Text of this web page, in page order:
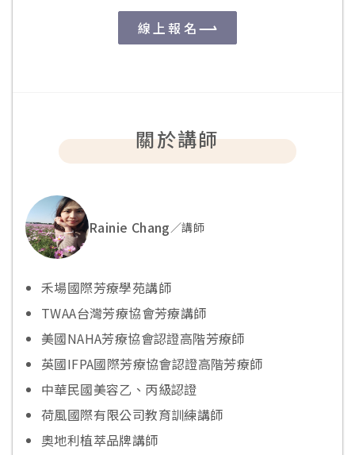
線上報名
關於講師
Rainie Chang／講師
禾場國際芳療學苑講師
TWAA台灣芳療協會芳療講師
美國NAHA芳療協會認證高階芳療師
英國IFPA國際芳療協會認證高階芳療師
中華民國美容乙、丙級認證
荷風國際有限公司教育訓練講師
奧地利植萃品牌講師